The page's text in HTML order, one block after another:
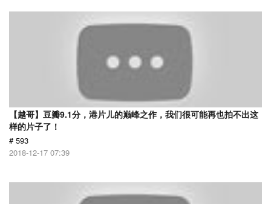
【越哥】豆瓣9.1分，港片儿的巅峰之作，我们很可能再也拍不出这
样的片子了！
# 593
2018-12-17 07:39